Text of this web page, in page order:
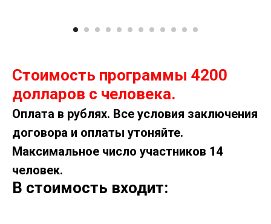
Стоимость программы 4200
долларов с человека.
Оплата в рублях. Все условия заключения
договора и оплаты утоняйте.
Максимальное число участников 14
человек.
В стоимость входит: